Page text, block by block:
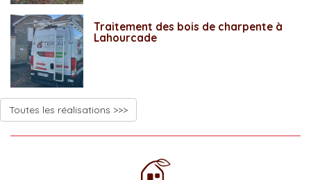
Traitement des bois de charpente à
Lahourcade
Toutes les réalisations >>>